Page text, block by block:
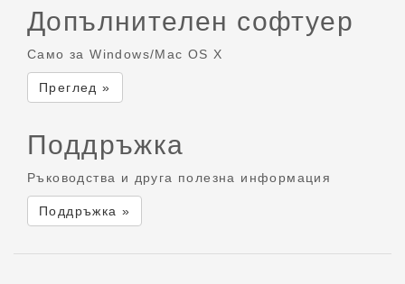
Допълнителен софтуер
Само за Windows/Mac OS X
Преглед »
Поддръжка
Ръководства и друга полезна информация
Поддръжка »